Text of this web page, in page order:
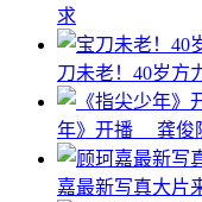
求
刀未老！40岁方
年》开播 龚俊
嘉最新写真大片